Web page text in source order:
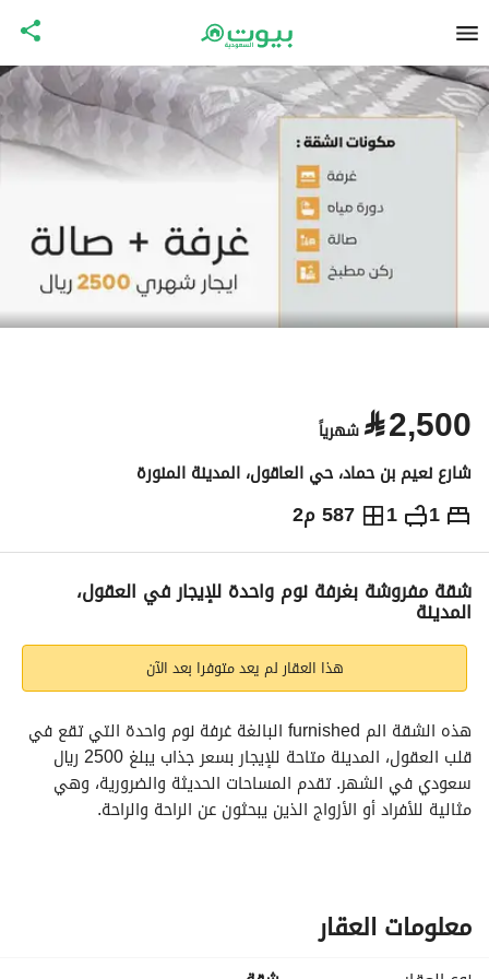
⃁2,500 شهرياً
شارع نعيم بن حماد، حي العاقول، المدينة المنورة
1
1 587 م2 ⃁
2,500شهرياً
الإعلان الاماكن القريبة
شقة مفروشة بغرفة نوم واحدة للإيجار في العقول،
المدينة
هذا العقار لم يعد متوفرا بعد الآن
مثالية للأفراد أو الأزواج الذين يبحثون عن الراحة والراحة.
- حمام واحد مؤثث بشكل جيد
- إجمالي المساحة 587 متر مربع
- مفروشة بالكامل لضمان تجربة سكنية مريحة
معلومات العقار